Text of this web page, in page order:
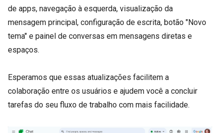
de apps, navegação à esquerda, visualização da
mensagem principal, configuração de escrita, botão "Novo
tema" e painel de conversas em mensagens diretas e
espaços.
Esperamos que essas atualizações facilitem a
colaboração entre os usuários e ajudem você a concluir
tarefas do seu fluxo de trabalho com mais facilidade.